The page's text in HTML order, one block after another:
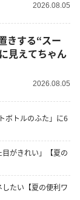
2026.08.05
きする“スー
見えてちゃん
2026.08.05
ボトルのふた」に6
がきれい」【夏の
たい【夏の便利ワ